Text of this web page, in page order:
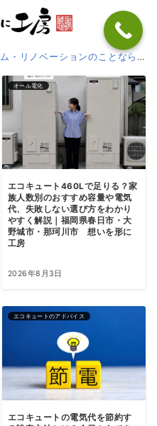
・リノベーションのことなら
オール電化
エコキュート460Lで足りる？家
族人数別のおすすめ容量や電気
代、失敗しない選び方をわかり
やすく解説｜福岡県春日市・大
野城市・那珂川市 想いを形に
工房
2026年8月3日
エコキュートのアドバイス
エコキュートの電気代を節約す